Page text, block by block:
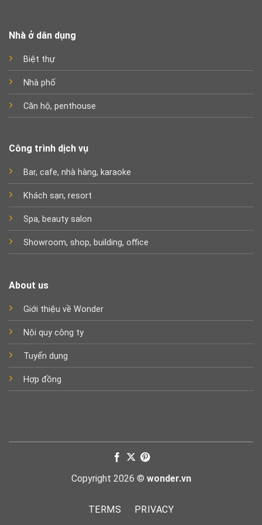
Nhà ở dân dụng
Biệt thự
Nhà phố
Căn hộ, penthouse
Công trình dịch vụ
Bar, cafe, nhà hàng, karaoke
Khách sạn, resort
Spa, beauty salon
Showroom, shop, building, office
About us
Giới thiệu về Wonder
Nội quy công ty
Tuyển dụng
Hợp đồng
Copyright 2026 © wonder.vn
TERMS PRIVACY